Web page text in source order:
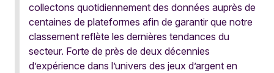
collectons quotidiennement des données auprès de
centaines de plateformes afin de garantir que notre
classement reflète les dernières tendances du
secteur. Forte de près de deux décennies
d’expérience dans l’univers des jeux d’argent en